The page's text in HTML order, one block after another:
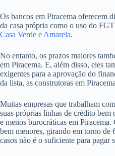
Os bancos em Piracema oferecem
da casa própria como o uso do
Casa Verde e Amarela.
No entanto, os prazos maiores
em Piracema. E, além disso, eles
exigentes para a aprovação do
da lista, as construtoras em
Muitas empresas que trabalham
suas próprias linhas de crédito
e menos burocráticas em
bem menores, girando em torno de
casos não é o suficiente para pagar